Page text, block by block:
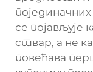
се
ствар, а не
повећава